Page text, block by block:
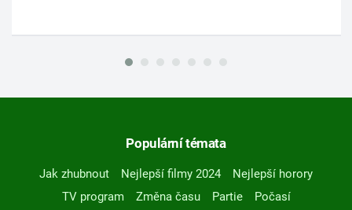
Populární témata
Jak zhubnout Nejlepší filmy 2024
Nejlepší horory
TV program
Změna času Partie
Počasí